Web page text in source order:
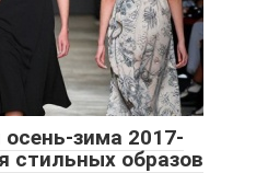
зима 2017-
стильных образов